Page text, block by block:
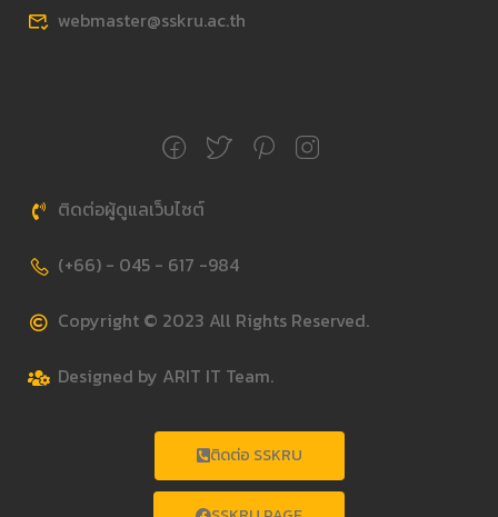
webmaster@sskru.ac.th
ติดต่อผู้ดูแลเว็บไซต์
(+66) - 045 - 617 -984
Copyright © 2023 All Rights Reserved.
Designed by ARIT IT Team.
ติดต่อ SSKRU